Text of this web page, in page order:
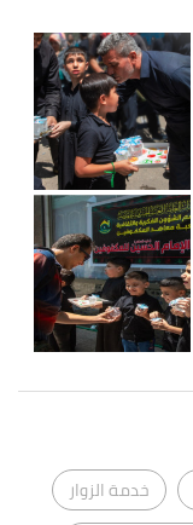
خدمة الزوار